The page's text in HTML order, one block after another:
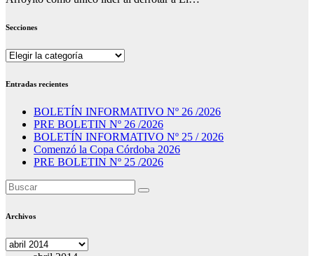
Secciones
Secciones
Entradas recientes
BOLETÍN INFORMATIVO Nº 26 /2026
PRE BOLETIN Nº 26 /2026
BOLETÍN INFORMATIVO Nº 25 / 2026
Comenzó la Copa Córdoba 2026
PRE BOLETIN Nº 25 /2026
Archivos
Archivos